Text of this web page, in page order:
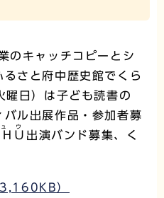
のキャッチコピーとシ
さと府中歴史館でくら
日）は子ども読書の
バル出展作品・参加者募
Ｕ
ウ
出演バンド募集、く
）